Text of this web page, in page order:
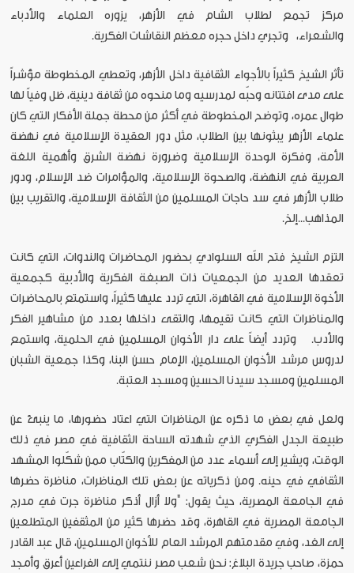
مركز تجمع لطلاب الشام في الأزهر، يزوره العلماء والأدباء
والشعراء، وتجري داخل حجره معظم النقاشات الفكرية.
تأثر الشيخ كثيراً بالأجواء الثقافية داخل الأزهر، وتعطي المخطوطة مؤشراً
على مدى افتتانه وحبّه لمدرسيه وما منحوه من ثقافة دينية، ظل وفياً لها
طوال عمره، وتوضح المخطوطة في أكثر من محطة جملة الأفكار التي كان
علماء الأزهر يبثونها بين الطلاب، مثل دور العقيدة الإسلامية في نهضة
الأمة، وفكرة الوحدة الإسلامية وضرورة نهضة الشرق وأهمية اللغة
العربية في النهضة، والصحوة الإسلامية، والمؤامرات ضد الإسلام، ودور
طلاب الأزهر في سد حاجات المسلمين من الثقافة الإسلامية، والتقريب بين
المذاهب...إلخ.
التزم الشيخ فتح الله السلوادي بحضور المحاضرات والندوات، التي كانت
تعقدها العديد من الجمعيات ذات الصبغة الفكرية والأدبية كجمعية
الأخوة الإسلامية في القاهرة، التي تردد عليها كثيراً، واستمتع بالمحاضرات
والمناظرات التي كانت تقيمها، والتقى داخلها بعدد من مشاهير الفكر
والأدب. وتردد أيضاً على دار الأخوان المسلمين في الحلمية، واستمع
لدروس مرشد الأخوان المسلمين، الإمام حسن البنا، وكذا جمعية الشبان
المسلمين ومسجد سيدنا الحسين ومسجد العتبة.
ولعل في بعض ما ذكره عن المناظرات التي اعتاد حضورها، ما ينبئ عن
طبيعة الجدل الفكري الذي شهدته الساحة الثقافية في مصر في ذلك
الوقت، ويشير إلى أسماء عدد من المفكرين والكتّاب ممن شكّلوا المشهد
الثقافي في حينه. ومن ذكرياته عن بعض تلك المناظرات، مناظرة حضرها
في الجامعة المصرية، حيث يقول: "ولا أزال أذكر مناظرة جرت في مدرج
الجامعة المصرية في القاهرة، وقد حضرها كثير من المثقفين المتطلعين
إلى الغد، وفي مقدمتهم المرشد العام للأخوان المسلمين، قال عبد القادر
حمزة، صاحب جريدة البلاغ: نحن شعب مصر ننتمي إلى الفراعين أعرق وأمجد